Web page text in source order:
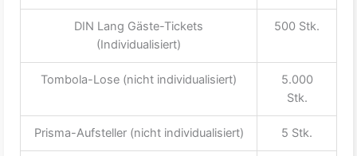
DIN Lang Gäste-Tickets
(Individualisiert)
500 Stk.
Tombola-Lose (nicht individualisiert)
5.000
Stk.
Prisma-Aufsteller (nicht individualisiert) 5 Stk.